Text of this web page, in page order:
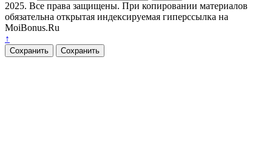
2025. Все права защищены. При копировании материалов
обязательна открытая индексируемая гиперссылка на
MoiBonus.Ru
↑